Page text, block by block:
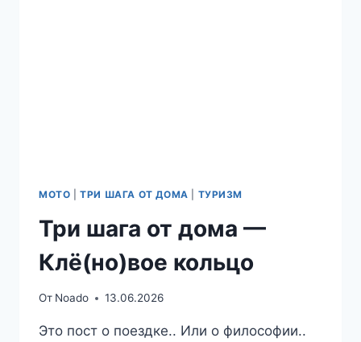
МОТО |ТРИ ШАГА ОТ ДОМА ТУРИЗМ
Три шага от дома —
Клё(но)вое кольцо
От Noado 13.06.2026
Это пост о поездке.. Или о философии..